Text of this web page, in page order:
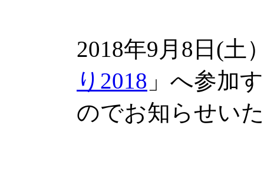
2018年9月8日(土
り2018 」へ参加
のでお知らせい